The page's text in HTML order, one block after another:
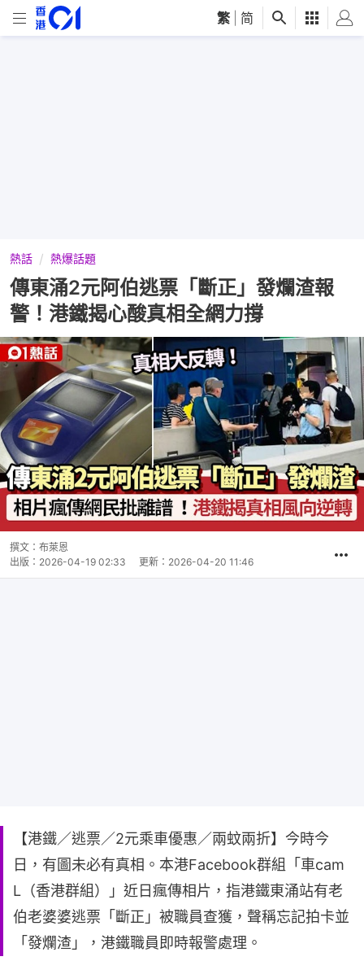
繁 简
熱話 熱爆話題
傳東涌2元阿伯逃票「斷正」發爛渣報
警！港鐵揭心酸真相全網力撐
撰文： 布萊恩
出版： 2026-04-19 02:33 更新： 2026-04-20 11:46
【港鐵／逃票／2元乘車優惠／兩蚊兩折】今時今
日，有圖未必有真相。本港Facebook群組「車cam
L（香港群組）」近日瘋傳相片，指港鐵東涌站有老
伯老婆婆逃票「斷正」被職員查獲，聲稱忘記拍卡並
「發爛渣」，港鐵職員即時報警處理。